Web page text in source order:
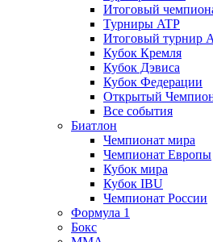
Итоговый
Турниры ATP
Итоговый турнир
Кубок Кремля
Кубок Дэвиса
Кубок Федерации
Открытый
Все события
Биатлон
Чемпионат мира
Чемпионат Европы
Кубок мира
Кубок IBU
Чемпионат России
Формула 1
Бокс